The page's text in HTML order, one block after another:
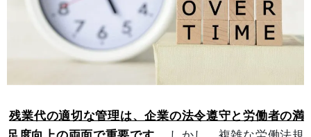
残業代の適切な管理は、企業の法令遵守と労働者の満